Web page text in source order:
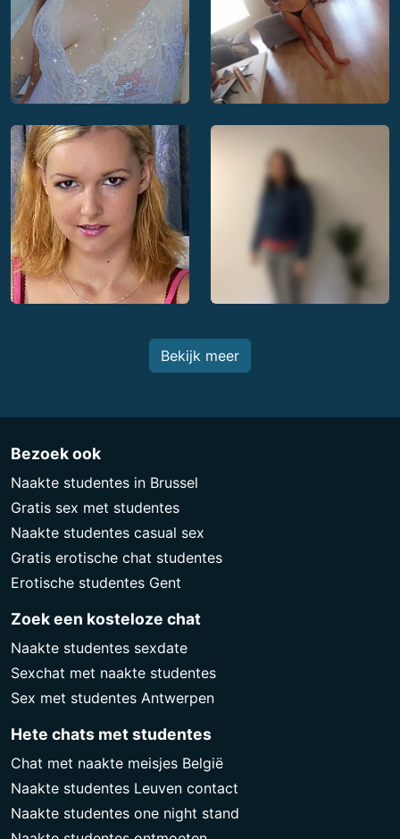
Bekijk meer
Bezoek ook
Naakte studentes in Brussel
Gratis sex met studentes
Naakte studentes casual sex
Gratis erotische chat studentes
Erotische studentes Gent
Zoek een kosteloze chat
Naakte studentes sexdate
Sexchat met naakte studentes
Sex met studentes Antwerpen
Hete chats met studentes
Chat met naakte meisjes België
Naakte studentes Leuven contact
Naakte studentes one night stand